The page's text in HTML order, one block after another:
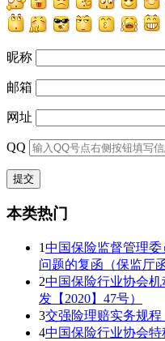
昵称
邮箱
网址
QQ
本类热门
1中国保险监督管理
问题的复函（保监厅
2中国保险行业协会
发【2020】47号）
3交强险理赔实务规程
4中国保险行业协会